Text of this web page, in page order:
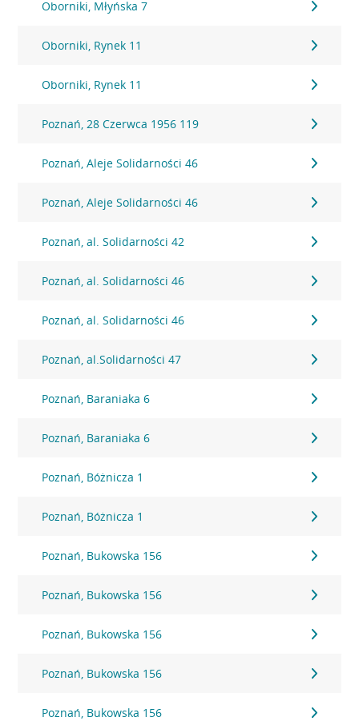
Oborniki, Młyńska 7
Oborniki, Rynek 11
Oborniki, Rynek 11
Poznań, 28 Czerwca 1956 119
Poznań, Aleje Solidarności 46
Poznań, Aleje Solidarności 46
Poznań, al. Solidarności 42
Poznań, al. Solidarności 46
Poznań, al. Solidarności 46
Poznań, al.Solidarności 47
Poznań, Baraniaka 6
Poznań, Baraniaka 6
Poznań, Bóżnicza 1
Poznań, Bóżnicza 1
Poznań, Bukowska 156
Poznań, Bukowska 156
Poznań, Bukowska 156
Poznań, Bukowska 156
Poznań, Bukowska 156